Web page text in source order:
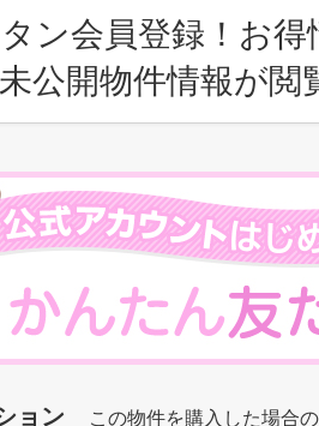
ン会員登録！お得
公開物件情報が閲
ョン この物件を購入した場合